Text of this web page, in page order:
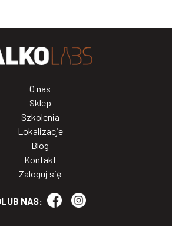
O nas
Sklep
Szkolenia
Lokalizacje
Blog
Kontakt
Zaloguj się
NAS: